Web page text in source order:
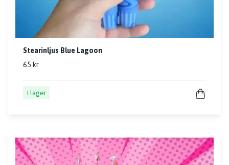
Stearinljus Blue Lagoon
65 kr
I lager